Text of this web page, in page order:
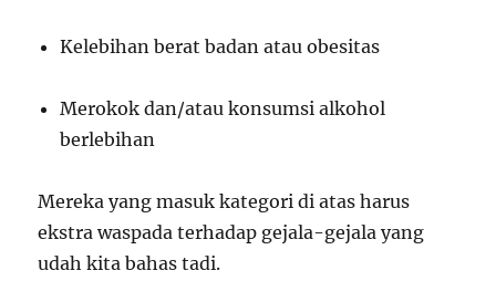
Kelebihan berat badan atau obesitas
Merokok dan/atau konsumsi alkohol
berlebihan
Mereka yang masuk kategori di atas harus
ekstra waspada terhadap gejala-gejala yang
udah kita bahas tadi.